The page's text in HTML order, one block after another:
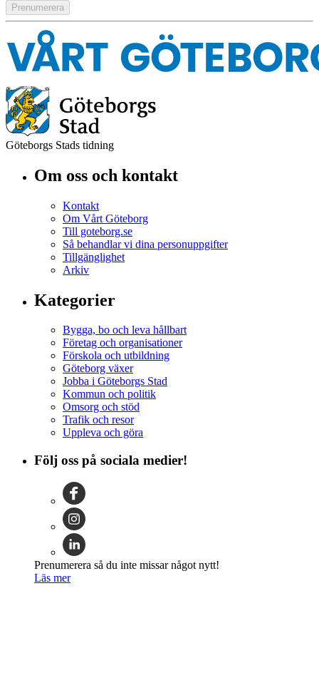
Göteborgs Stads tidning
Om oss och kontakt
Kontakt
Om Vårt Göteborg
Till goteborg.se
Så behandlar vi dina personuppgifter
Tillgänglighet
Arkiv
Kategorier
Bygga, bo och leva hållbart
Företag och organisationer
Förskola och utbildning
Göteborg växer
Jobba i Göteborgs Stad
Kommun och politik
Omsorg och stöd
Trafik och resor
Uppleva och göra
Följ oss på sociala medier!
Prenumerera så du inte missar något nytt!
Läs mer